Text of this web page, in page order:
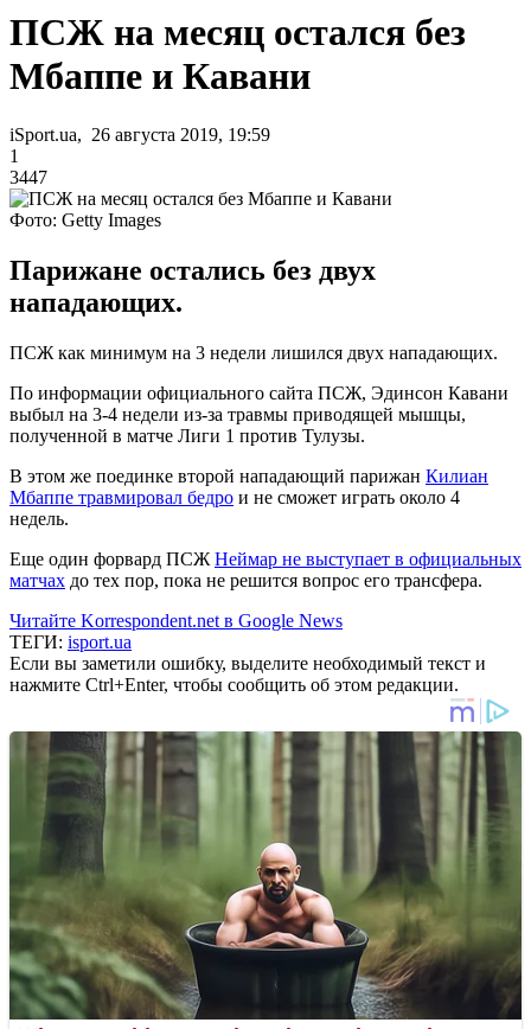
ПСЖ на месяц остался без
Мбаппе и Кавани
iSport.ua, 26 августа 2019, 19:59
1
3447
Фото: Getty Images
Парижане остались без двух
нападающих.
ПСЖ как минимум на 3 недели лишился двух нападающих.
По информации официального сайта ПСЖ, Эдинсон Кавани
выбыл на 3-4 недели из-за травмы приводящей мышцы,
полученной в матче Лиги 1 против Тулузы.
В этом же поединке второй нападающий парижан Килиан
Мбаппе травмировал бедро и не сможет играть около 4
недель.
Еще один форвард ПСЖ Неймар не выступает в официальных
матчах до тех пор, пока не решится вопрос его трансфера.
Читайте Korrespondent.net в Google News
ТЕГИ: isport.ua
Если вы заметили ошибку, выделите необходимый текст и
нажмите Ctrl+Enter, чтобы сообщить об этом редакции.